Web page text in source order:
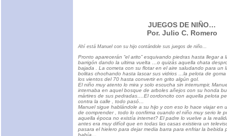
JUEGOS DE NIÑO…
Por. Julio C. Romero
Ahí está Manuel con su hijo contándole sus juegos de niño…
Pronto aparecerán “el arito” esquivando piedras hasta llegar
barrigón dando la ultima vuelta …o quizás aquella chata
bajada . La cometa con su flotar en el aire saludando para un
bolitas chochando hasta lascar sus vidrios …la pelota de
los vientos del 70 hasta convertir en grito algún gol.
El niño muy atento lo mira y solo escucha sin interrumpir,
internaba en aquel bosque de arboles añejos con su honda
mártires de sus pedradas….El cordoncito con aquella pelota
contra la calle , todo pasó…
Manuel sigue hablándole a su hijo y con eso lo hace viajar en
de comprender , todo lo confirma cuando el niño muy serio le
aquella época no existía internet? El padre lo vuelve a la
antes era muy difícil que en todas las casas existiera un
pasara el hielero para dejar media barra para enfriar la bebida
había…